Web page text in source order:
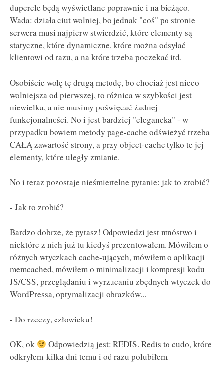
duperele będą wyświetlane poprawnie i na bieżąco.
Wada: działa ciut wolniej, bo jednak "coś" po stronie
serwera musi najpierw stwierdzić, które elementy są
statyczne, które dynamiczne, które można odsyłać
klientowi od razu, a na które trzeba poczekać itd.
Osobiście wolę tę drugą metodę, bo chociaż jest nieco
wolniejsza od pierwszej, to różnica w szybkości jest
niewielka, a nie musimy poświęcać żadnej
funkcjonalności. No i jest bardziej "elegancka" - w
przypadku bowiem metody page-cache odświeżyć trzeba
CAŁĄ zawartość strony, a przy object-cache tylko te jej
elementy, które uległy zmianie.
No i teraz pozostaje nieśmiertelne pytanie: jak to zrobić?
- Jak to zrobić?
Bardzo dobrze, że pytasz! Odpowiedzi jest mnóstwo i
niektóre z nich już tu kiedyś prezentowałem. Mówiłem o
różnych wtyczkach cache-ujących, mówiłem o aplikacji
memcached, mówiłem o minimalizacji i kompresji kodu
JS/CSS, przeglądaniu i wyrzucaniu zbędnych wtyczek do
WordPressa, optymalizacji obrazków...
- Do rzeczy, człowieku!
OK, ok
Odpowiedzią jest: REDIS. Redis to cudo, które
odkryłem kilka dni temu i od razu polubiłem.